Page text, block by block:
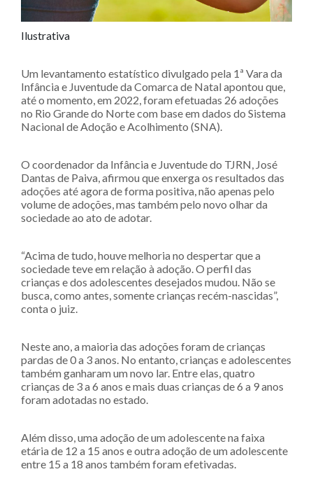
Ilustrativa
Um levantamento estatístico divulgado pela 1ª Vara da
Infância e Juventude da Comarca de Natal apontou que,
até o momento, em 2022, foram efetuadas 26 adoções
no Rio Grande do Norte com base em dados do Sistema
Nacional de Adoção e Acolhimento (SNA).
O coordenador da Infância e Juventude do TJRN, José
Dantas de Paiva, afirmou que enxerga os resultados das
adoções até agora de forma positiva, não apenas pelo
volume de adoções, mas também pelo novo olhar da
sociedade ao ato de adotar.
“Acima de tudo, houve melhoria no despertar que a
sociedade teve em relação à adoção. O perfil das
crianças e dos adolescentes desejados mudou. Não se
busca, como antes, somente crianças recém-nascidas”,
conta o juiz.
Neste ano, a maioria das adoções foram de crianças
pardas de 0 a 3 anos. No entanto, crianças e adolescentes
também ganharam um novo lar. Entre elas, quatro
crianças de 3 a 6 anos e mais duas crianças de 6 a 9 anos
foram adotadas no estado.
Além disso, uma adoção de um adolescente na faixa
etária de 12 a 15 anos e outra adoção de um adolescente
entre 15 a 18 anos também foram efetivadas.